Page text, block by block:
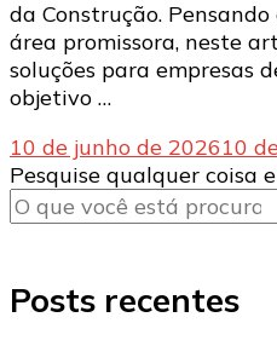
da Construção.
área promissora, neste
soluções para empresas
objetivo …
10 de junho de 202610
Procurando
algo?
Pesquise qualquer coisa
Posts recentes